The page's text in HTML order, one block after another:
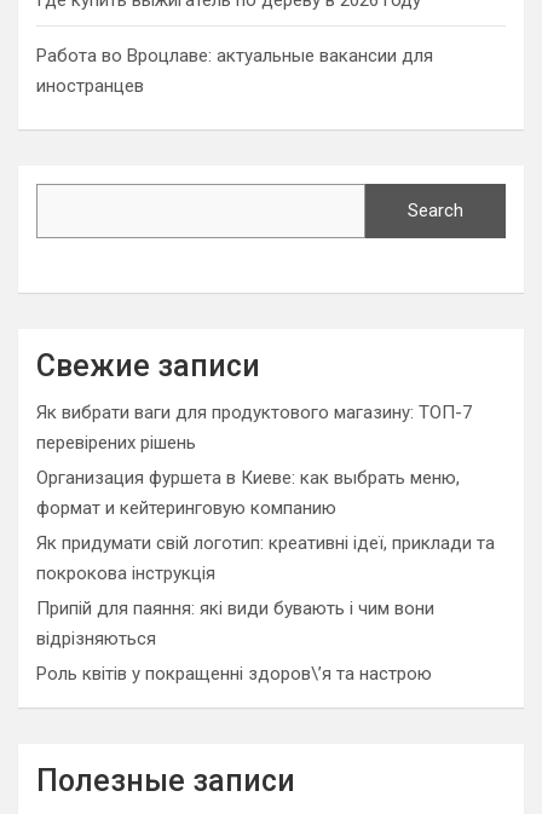
Работа во Вроцлаве: актуальные вакансии для
иностранцев
Search
Свежие записи
Як вибрати ваги для продуктового магазину: ТОП-7
перевірених рішень
Организация фуршета в Киеве: как выбрать меню,
формат и кейтеринговую компанию
Як придумати свій логотип: креативні ідеї, приклади та
покрокова інструкція
Припій для паяння: які види бувають і чим вони
відрізняються
Роль квітів у покращенні здоров\’я та настрою
Полезные записи